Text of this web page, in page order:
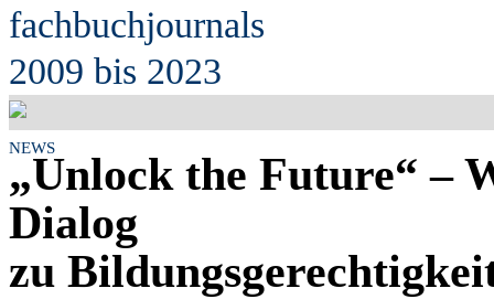
fachbuchjournals
2009 bis 2023
NEWS
„Unlock the Future“ –
Dialog
zu